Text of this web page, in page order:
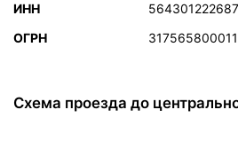
ИНН
564301222687
ОГРН
Схема проезда до